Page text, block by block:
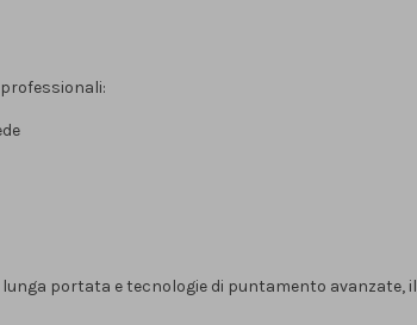
portata e tecnologie di puntamento avanzate, il